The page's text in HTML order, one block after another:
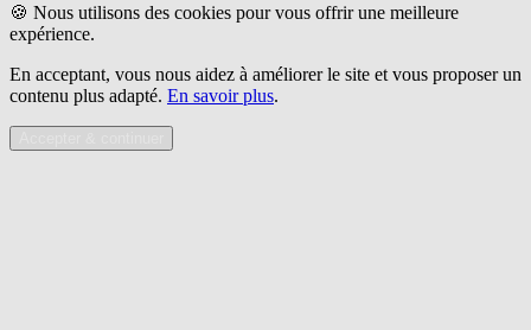
🍪 Nous utilisons des cookies pour vous offrir une meilleure
expérience.
En acceptant, vous nous aidez à améliorer le site et vous proposer un
contenu plus adapté. En savoir plus.